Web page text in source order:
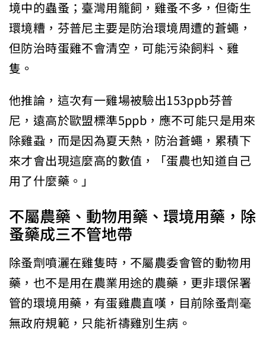
境中的蟲蚤；臺灣用籠飼，雞蚤不多，但衛生
環境糟，芬普尼主要是防治環境周遭的蒼蠅，
但防治時蛋雞不會清空，可能污染飼料、雞
隻。
他推論，這次有一雞場被驗出153ppb芬普
尼，遠高於歐盟標準5ppb，應不可能只是用來
除雞蝨，而是因為夏天熱，防治蒼蠅，累積下
來才會出現這麼高的數值，「蛋農也知道自己
用了什麼藥。」
不屬農藥、動物用藥、環境用藥，除
蚤藥成三不管地帶
除蚤劑噴灑在雞隻時，不屬農委會管的動物用
藥，也不是用在農業用途的農藥，更非環保署
管的環境用藥，有蛋雞農直嘆，目前除蚤劑毫
無政府規範，只能祈禱雞別生病。